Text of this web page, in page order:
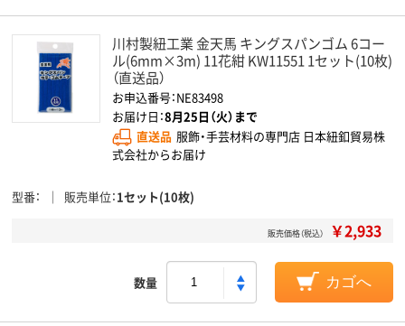
川村製紐工業 金天馬 キングスパンゴム 6コー
ル(6mm×3m) 11花紺 KW11551 1セット(10枚)
（直送品）
お申込番号：NE83498
お届け日：8月25日（火）まで
直送品 服飾・手芸材料の専門店 日本紐釦貿易株
式会社からお届け
型番 販売単位 1セット(10枚)
販売価格（税込） ￥2,933
数量 カゴへ